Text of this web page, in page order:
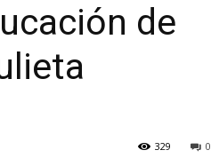
de
0
329